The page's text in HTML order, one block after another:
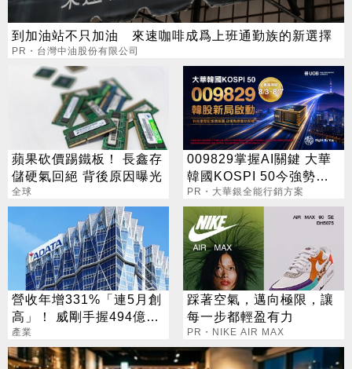
到加油站不只加油 來速咖啡成爲上班通勤族的新選擇
PR・台灣中油股份有限公司
蘋果砍價踢鐵板！ 長鑫存
儲硬氣回絕 背後原因曝光
全球
009829掌握AI關鍵 大華
韓國KOSPI 50今強勢開
募
PR・大華銀全能行銷方案
營收年增331%「連5月創
高」！ 威剛手握494億庫
存：明年會更缺
產業
踩著空氣，邁向極限，讓
每一步都輕盈有力
PR・NIKE AIR MAX